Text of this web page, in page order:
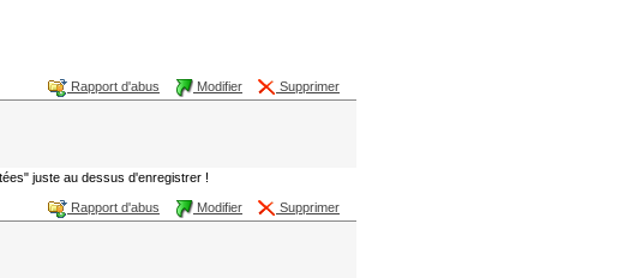
Rapport d'abus Modifier Supprimer
juste au dessus d'enregistrer !
Rapport d'abus Modifier Supprimer